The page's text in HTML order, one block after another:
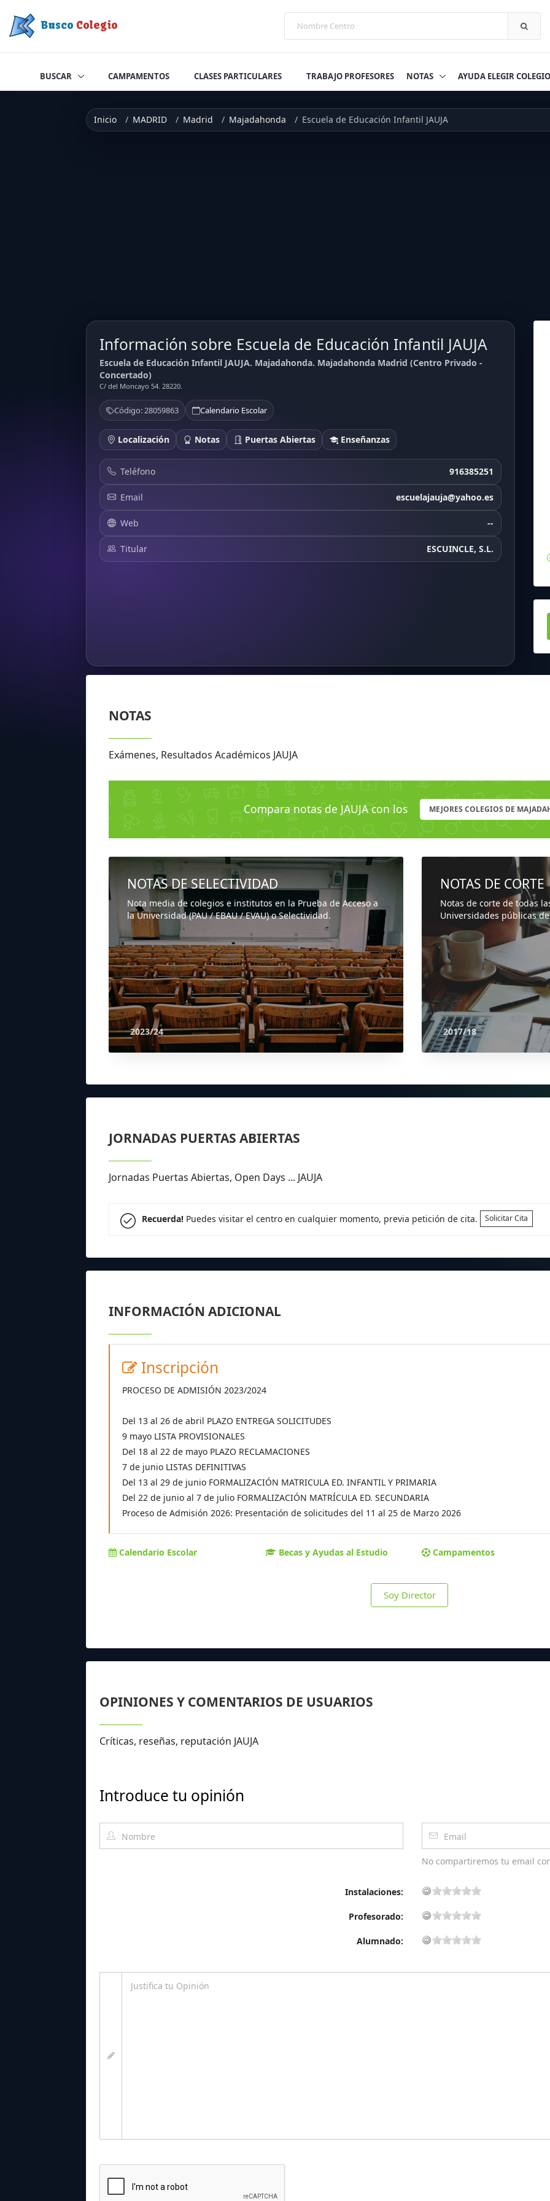
Busco Colegio
BUSCAR CAMPAMENTOS CLASES PARTICULARES TRABAJO PROFESORES NOTAS AYUDA ELEGIR
Inicio MADRID Madrid Majadahonda Escuela de Educación Infantil JAUJA
Información sobre Escuela de Educación Infantil JAUJA
Escuela de Educación Infantil JAUJA. Majadahonda. Majadahonda Madrid (Centro Privado -
Concertado)
C/ del Moncayo 54. 28220.
Código: 28059863 Calendario Escolar
Localización Notas Puertas Abiertas Enseñanzas
Teléfono 916385251
Email escuelajauja@yahoo.es
Web --
Titular ESCUINCLE, S.L.
NOTAS
Exámenes, Resultados Académicos JAUJA
Compara notas de JAUJA con los MEJORES COLEGIOS DE
NOTAS DE SELECTIVIDAD
Nota media de colegios e institutos en la Prueba de Acceso a
la Universidad (PAU / EBAU / EVAU) o Selectividad.
2023/24
NOTAS DE CORTE
Notas de corte de todas
Universidades públicas
2017/18
JORNADAS PUERTAS ABIERTAS
Jornadas Puertas Abiertas, Open Days ... JAUJA
Recuerda!Puedes visitar el centro en cualquier momento, previa petición de cita. Solicitar Cita
INFORMACIÓN ADICIONAL
Inscripción
PROCESO DE ADMISIÓN 2023/2024
Del 13 al 26 de abril PLAZO ENTREGA SOLICITUDES
9 mayo LISTA PROVISIONALES
Del 18 al 22 de mayo PLAZO RECLAMACIONES
7 de junio LISTAS DEFINITIVAS
Del 13 al 29 de junio FORMALIZACIÓN MATRICULA ED. INFANTIL Y PRIMARIA
Del 22 de junio al 7 de julio FORMALIZACIÓN MATRÍCULA ED. SECUNDARIA
Proceso de Admisión 2026: Presentación de solicitudes del 11 al 25 de Marzo 2026
Calendario Escolar Becas y Ayudas al Estudio Campamentos
Soy Director
OPINIONES Y COMENTARIOS DE USUARIOS
Críticas, reseñas, reputación JAUJA
Introduce tu opinión
No compartiremos tu email
Instalaciones:
Profesorado:
Alumnado: